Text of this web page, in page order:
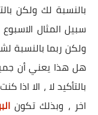
بالنسبة لك ولكن
ولكن ربما بالنسبة
هل هذا يعني أن
بالتأكيد لا ، الا
اخر ، وبذلك تكون